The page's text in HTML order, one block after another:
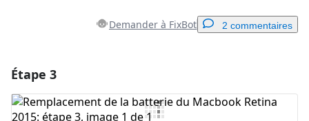
Demander à FixBot 2 commentaires
Ajouter un commentaire
Étape 3